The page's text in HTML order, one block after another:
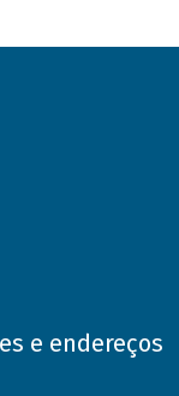
e endereços